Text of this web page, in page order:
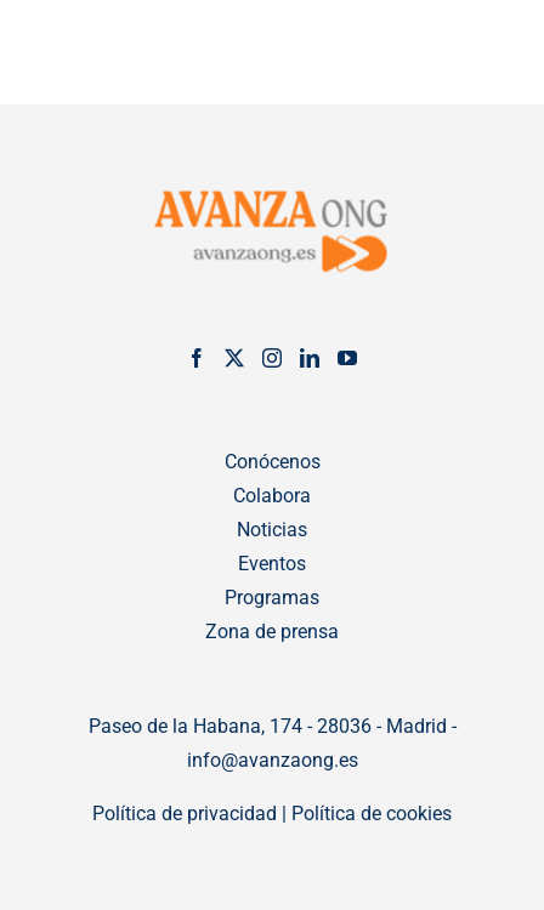
Conócenos
Colabora
Noticias
Eventos
Programas
Zona de prensa
Paseo de la Habana, 174 - 28036 - Madrid -
info@avanzaong.es
Política de privacidad Política de cookies